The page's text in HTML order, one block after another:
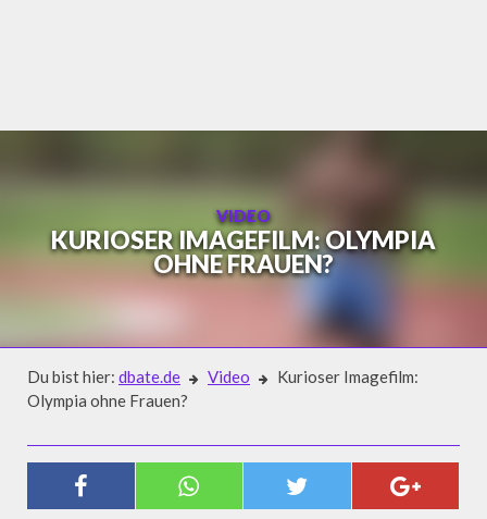
VIDEO
KURIOSER IMAGEFILM: OLYMPIA
OHNE FRAUEN?
Du bist hier: dbate.de Video
Kurioser Imagefilm:
Olympia ohne Frauen?
KURIOSER IMAGEFILM: OLYMPIA
OHNE FRAUEN?